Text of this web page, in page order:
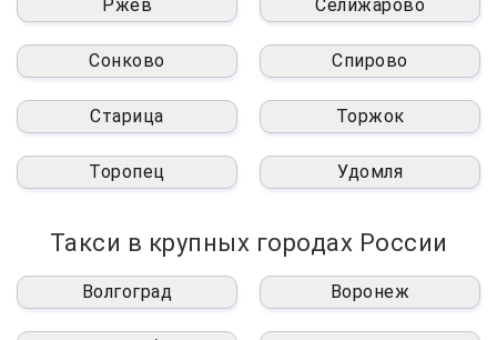
Ржев Селижарово
Сонково Спирово
Старица Торжок
Торопец Удомля
Такси в крупных городах России
Волгоград Воронеж